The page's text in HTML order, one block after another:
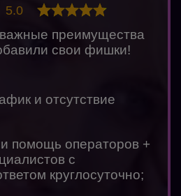
преимущества
свои фишки!
и отсутствие
помощь операторов +
с
круглосуточно;
5.0